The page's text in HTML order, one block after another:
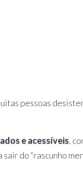
pessoas
e acessíveis,
do “rascunho